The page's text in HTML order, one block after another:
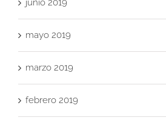
mayo 2019
marzo 2019
febrero 2019